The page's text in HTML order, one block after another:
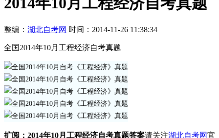
整编： 湖北自考网 时间：2014-11-26 11:38:34
全国2014年10月工程经济自考真题
扩阅：2014年10月工程经济自考真题答案请关注湖北自考网官